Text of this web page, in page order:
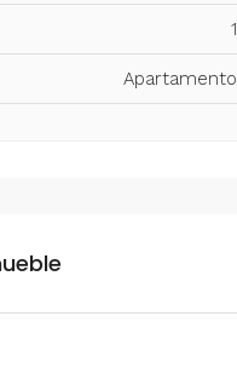
1
Apartamento